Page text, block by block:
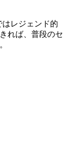
レジェンド的
れば、 普段のセ